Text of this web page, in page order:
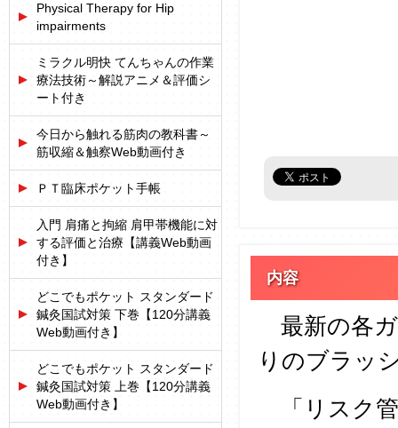
内容
最新の各
りのブラッ
「リスク
Physical Therapy for Hip
impairments
ミラクル明快 てんちゃんの作業
療法技術～解説アニメ＆評価シ
ート付き
今日から触れる筋肉の教科書～
筋収縮＆触察Web動画付き
ＰＴ臨床ポケット手帳
入門 肩痛と拘縮 肩甲帯機能に対
する評価と治療【講義Web動画
付き】
どこでもポケット スタンダード
鍼灸国試対策 下巻【120分講義
Web動画付き】
どこでもポケット スタンダード
鍼灸国試対策 上巻【120分講義
Web動画付き】